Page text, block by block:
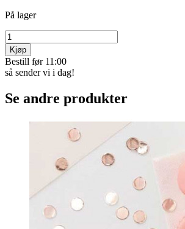
På lager
Kjøp
Bestill før 11:00
så sender vi i dag!
Se andre produkter